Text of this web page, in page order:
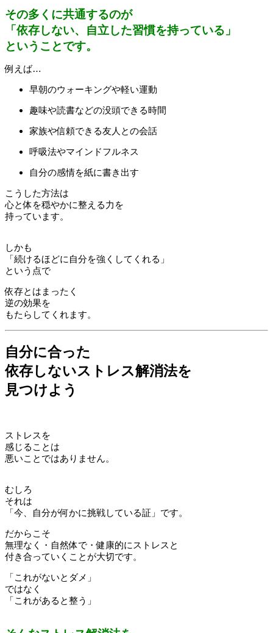
その多くに共通するのが
「依存しない、自立した習慣を持っている」
ということです。
例えば…
早朝のウォーキングや軽い運動
趣味や読書などの没頭できる時間
家族や信頼できる友人との会話
呼吸法やマインドフルネス
自分の感情を紙に書き出す
こうした方法は
心と体を穏やかに整える力を
持っています。
しかも
「続けるほどに自分を強くしてくれる」
という点で
依存とはまったく
逆の効果を
もたらしてくれます。
自分に合った
依存しないストレス解消法を
見つけよう
ストレスを
感じることは
悪いことではありません。
むしろ
それは
「今、自分が何かに挑戦している証」です。
だからこそ
無理なく・自然体で・健康的にストレスと
付き合っていくことが大切です。
「これがないとダメ」
ではなく
「これがあると整う」